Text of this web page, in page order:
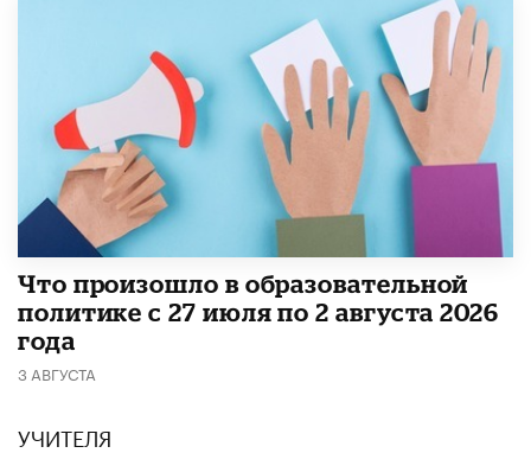
​Что произошло в образовательной
политике с 27 июля по 2 августа 2026
года
3 АВГУСТА
УЧИТЕЛЯ